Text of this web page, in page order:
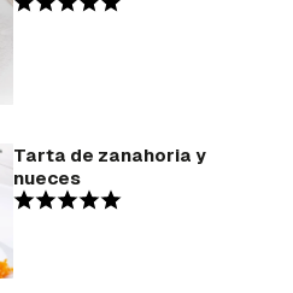
Tarta de zanahoria y
nueces